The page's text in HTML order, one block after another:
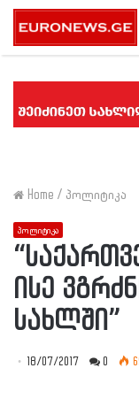
Home / პოლიტიკა
პოლიტიკა
ისე
სახლში”
18/07/2017 0